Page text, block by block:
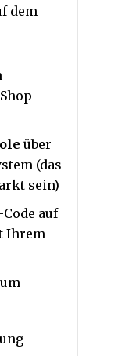
dem
über
(das
sein)
Code auf
Ihrem